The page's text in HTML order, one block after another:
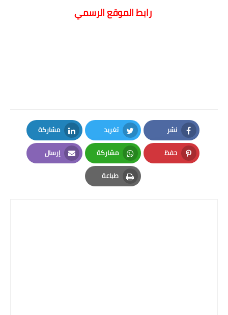
رابط الموقع الرسمي
نشر
Facebook
تغريد
Twitter
مشاركة
LinkedIn
حفظ
Pinterest
مشاركة
Whatsapp
إرسال
Email
طباعة
Print